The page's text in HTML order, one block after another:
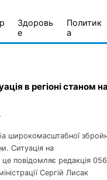
Здоровь
е
Политик
а
в регіоні станом на
широкомасштабної
Ситуація на
повідомляє редакція
Сергій Лисак